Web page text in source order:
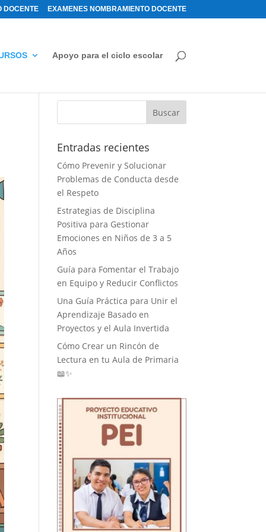
DOCENTE EXAMENES NOMBRAMIENTO DOCENTE
Apoyo para el ciclo escolar
Entradas recientes
Cómo Prevenir y Solucionar
Problemas de Conducta desde
el Respeto
Estrategias de Disciplina
Positiva para Gestionar
Emociones en Niños de 3 a 5
Años
Guía para Fomentar el Trabajo
en Equipo y Reducir Conflictos
Una Guía Práctica para Unir el
Aprendizaje Basado en
Proyectos y el Aula Invertida
Cómo Crear un Rincón de
Lectura en tu Aula de Primaria
📖✨